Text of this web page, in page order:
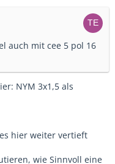
auch mit cee 5 pol 16
NYM 3x1,5 als
hier weiter vertieft
wie Sinnvoll eine